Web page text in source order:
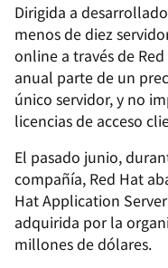
Dirigida a
menos de diez
online a través de
anual parte de un
único servidor, y no
licencias de acceso
El pasado junio,
compañía, Red Hat
Hat Application
adquirida por la
millones de dólares.